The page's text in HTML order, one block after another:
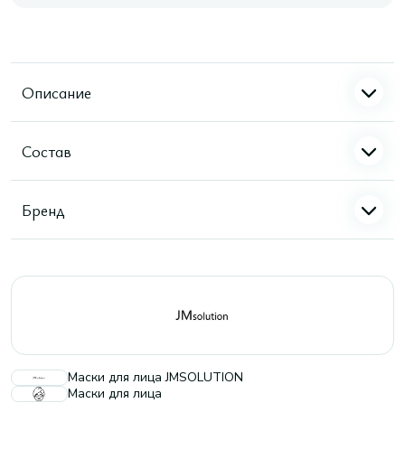
Описание
Состав
Бренд
Маски для лица JMSOLUTION
Маски для лица